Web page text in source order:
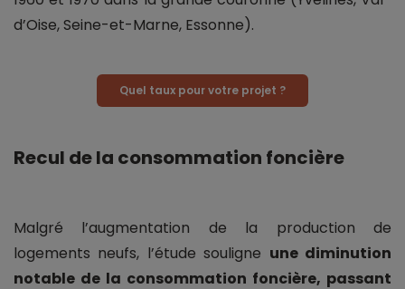
d’Oise, Seine-et-Marne, Essonne).
Quel taux pour votre projet ?
Recul de la consommation foncière
Malgré l’augmentation de la production de
logements neufs, l’étude souligne une diminution
notable de la consommation foncière, passant